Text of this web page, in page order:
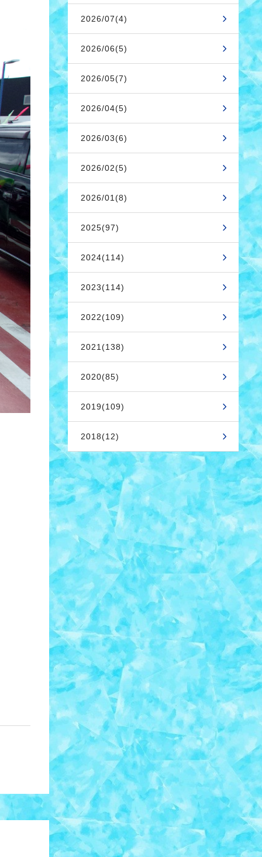
2026/07(4)
2026/06(5)
2026/05(7)
2026/04(5)
2026/03(6)
2026/02(5)
2026/01(8)
2025(97)
2024(114)
2023(114)
2022(109)
2021(138)
2020(85)
2019(109)
2018(12)